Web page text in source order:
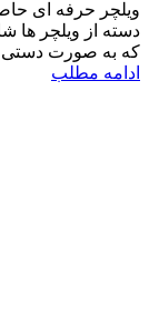
ویلچر حرفه ای
دسته از ویلچر ها
که به صورت دستی
ادامه مطلب